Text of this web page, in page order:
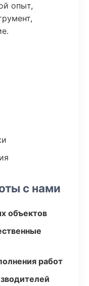
опыт,
с нами
объектов
работ